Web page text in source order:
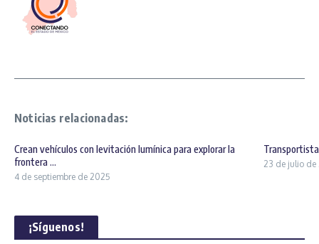
Noticias relacionadas:
Crean vehículos con levitación lumínica para explorar la
frontera ...
4 de septiembre de 2025
23 de julio de
¡Síguenos!